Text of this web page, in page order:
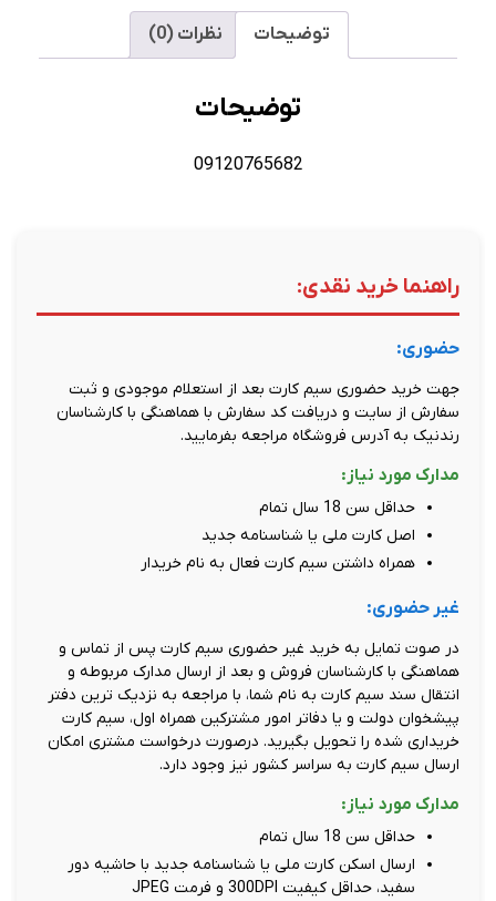
توضیحات نظرات (0)
توضیحات
09120765682
راهنما خرید نقدی:
حضوری:
جهت خرید حضوری سیم کارت بعد از استعلام موجودی و ثبت
سفارش از سایت و دریافت کد سفارش با هماهنگی با کارشناسان
رندنیک به آدرس فروشگاه مراجعه بفرمایید.
مدارک مورد نیاز:
حداقل سن 18 سال تمام
اصل کارت ملی یا شناسنامه جدید
همراه داشتن سیم کارت فعال به نام خریدار
غیر حضوری:
در صوت تمایل به خرید غیر حضوری سیم کارت پس از تماس و
هماهنگی با کارشناسان فروش و بعد از ارسال مدارک مربوطه و
انتقال سند سیم کارت به نام شما، با مراجعه به نزدیک ترین دفتر
پیشخوان دولت و یا دفاتر امور مشترکین همراه اول، سیم کارت
خریداری شده را تحویل بگیرید. درصورت درخواست مشتری امکان
ارسال سیم کارت به سراسر کشور نیز وجود دارد.
مدارک مورد نیاز:
حداقل سن 18 سال تمام
ارسال اسکن کارت ملی یا شناسنامه جدید با حاشیه دور
سفید، حداقل کیفیت 300DPI و فرمت JPEG